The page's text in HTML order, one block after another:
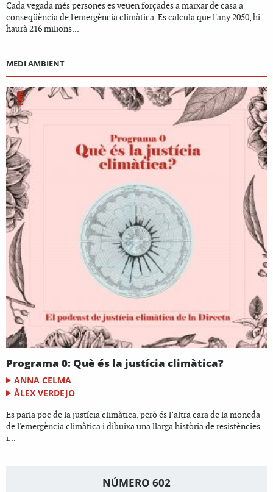
Cada vegada més persones es veuen forçades a marxar de casa a
conseqüència de l'emergència climàtica. Es calcula que l'any 2050, hi
haurà 216 milions...
MEDI AMBIENT
Programa 0: Què és la justícia climàtica?
ANNA CELMA
ÀLEX VERDEJO
Es parla poc de la justícia climàtica, però és l’altra cara de la moneda
de l'emergència climàtica i dibuixa una llarga història de resistències
i...
NÚMERO 602